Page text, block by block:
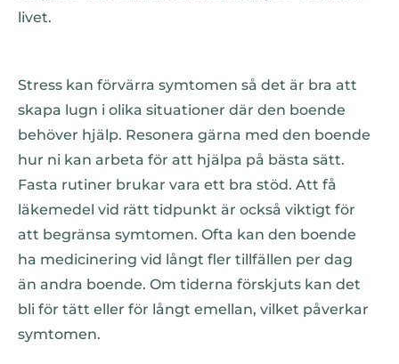
livet.
Stress kan förvärra symtomen så det är bra att
skapa lugn i olika situationer där den boende
behöver hjälp. Resonera gärna med den boende
hur ni kan arbeta för att hjälpa på bästa sätt.
Fasta rutiner brukar vara ett bra stöd. Att få
läkemedel vid rätt tidpunkt är också viktigt för
att begränsa symtomen. Ofta kan den boende
ha medicinering vid långt fler tillfällen per dag
än andra boende. Om tiderna förskjuts kan det
bli för tätt eller för långt emellan, vilket påverkar
symtomen.